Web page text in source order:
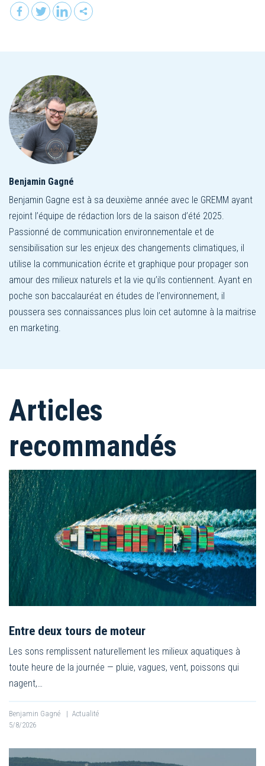
Benjamin Gagné
Benjamin Gagne est à sa deuxième année avec le GREMM ayant
rejoint l’équipe de rédaction lors de la saison d’été 2025.
Passionné de communication environnementale et de
sensibilisation sur les enjeux des changements climatiques, il
utilise la communication écrite et graphique pour propager son
amour des milieux naturels et la vie qu’ils contiennent. Ayant en
poche son baccalauréat en études de l’environnement, il
poussera ses connaissances plus loin cet automne à la maitrise
en marketing.
Articles
recommandés
Entre deux tours de moteur
Les sons remplissent naturellement les milieux aquatiques à
toute heure de la journée — pluie, vagues, vent, poissons qui
nagent,…
Benjamin Gagné | Actualité
5/8/2026